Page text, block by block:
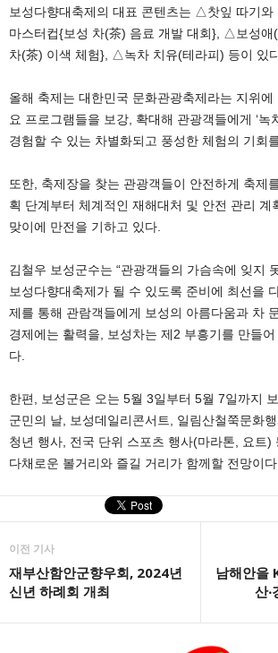
보성다향대축제의 대표 콘텐츠는 △찻잎 따기
마스터컵{보성 차(茶) 음료 개발 대회}, △보성애
차(茶) 이색 체험}, △녹차 치유(테라피) 등이 있
올해 축제는 대한민국 문화관광축제라는 지위에
요 프로그램들을 보강, 확대해 관광객들에게 ‘녹
경험할 수 있는 차별화되고 풍성한 체험의 기회
또한, 축제장을 찾는 관광객들이 안전하게 축제
획 단계부터 체계적인 재해대처 및 안전 관리 계
맞이에 만전을 기하고 있다.
김철우 보성군수는 “관광객들의 가슴속에 잊지
보성다향대축제가 될 수 있도록 준비에 최선을
제를 통해 관람객들에게 보성의 아름다움과 차
경제에는 활력을, 보성차는 제2 부흥기를 만들어
다.
한편, 보성군은 오는 5월 3일부터 5월 7일까지
군민의 날, 보성데일리콘서트, 일림산철쭉문화
청년 행사, 전국 단위 스포츠 행사(마라톤, 요트)
다채로운 볼거리와 즐길 거리가 함께할 전망이
이전 기사
재부산함안군향우회, 2024년
신년 하례회 개최
남해안을
산‧